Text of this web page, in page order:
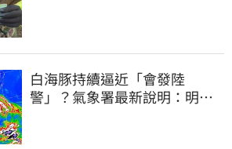
白海豚持續逼近「會發陸
警」？氣象署最新說明：明天